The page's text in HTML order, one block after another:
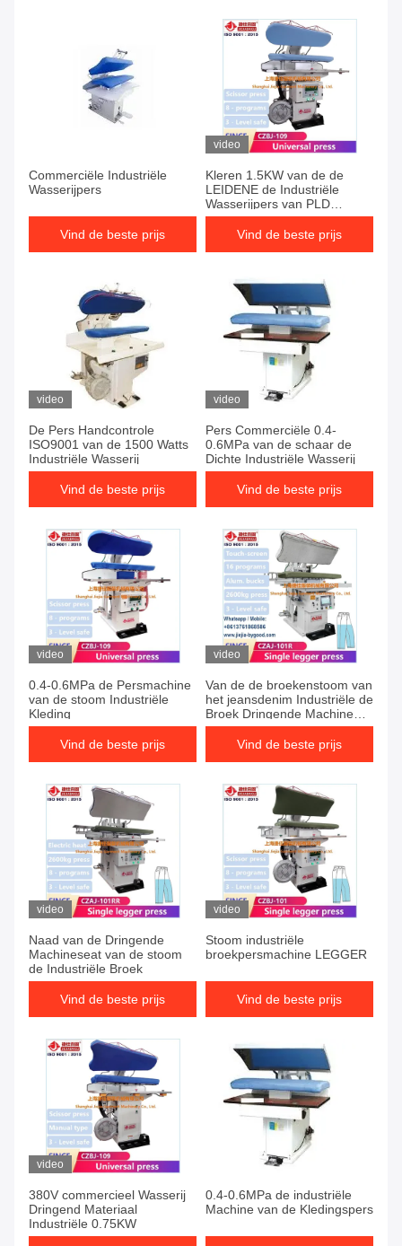
Commerciële Industriële
Wasserijpers
Vind de beste prijs
video
Kleren 1.5KW van de de
LEIDENE de Industriële
Wasserijpers van PLD
0.75KW
Vind de beste prijs
video
De Pers Handcontrole
ISO9001 van de 1500 Watts
Industriële Wasserij
Vind de beste prijs
video
Pers Commerciële 0.4-
0.6MPa van de schaar de
Dichte Industriële Wasserij
Vind de beste prijs
video
0.4-0.6MPa de Persmachine
van de stoom Industriële
Kleding
Vind de beste prijs
video
Van de de broekenstoom van
het jeansdenim Industriële de
Broek Dringende Machine
legger
Vind de beste prijs
video
Naad van de Dringende
Machineseat van de stoom
de Industriële Broek
Vind de beste prijs
video
Stoom industriële
broekpersmachine LEGGER
Vind de beste prijs
video
380V commercieel Wasserij
Dringend Materiaal
Industriële 0.75KW
0.4-0.6MPa de industriële
Machine van de Kledingspers